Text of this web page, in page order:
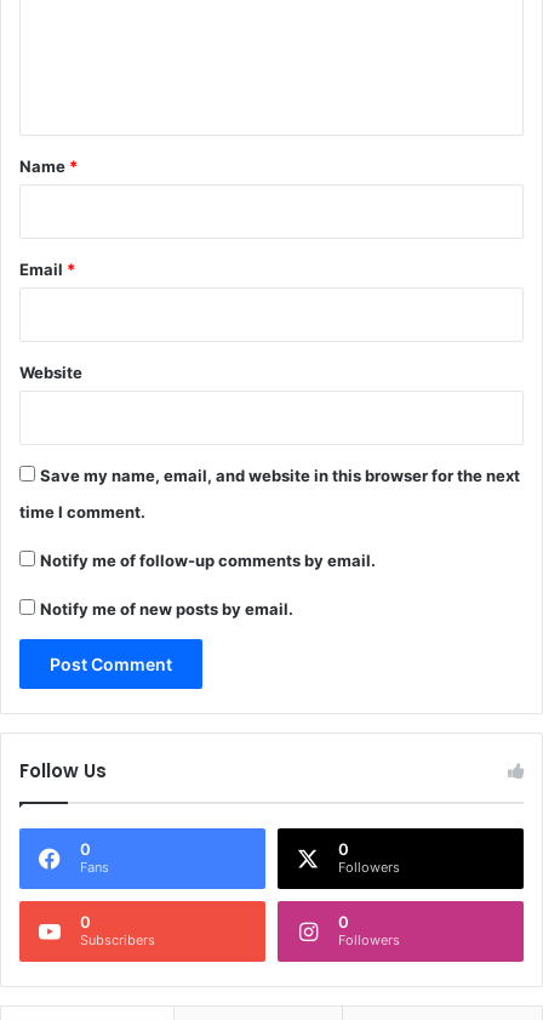
*
Name *
Email *
Website
Save my name, email, and website in this browser for the next
time I comment.
Notify me of follow-up comments by email.
Notify me of new posts by email.
Follow Us
0
Fans
0
Followers
0
Subscribers
0
Followers